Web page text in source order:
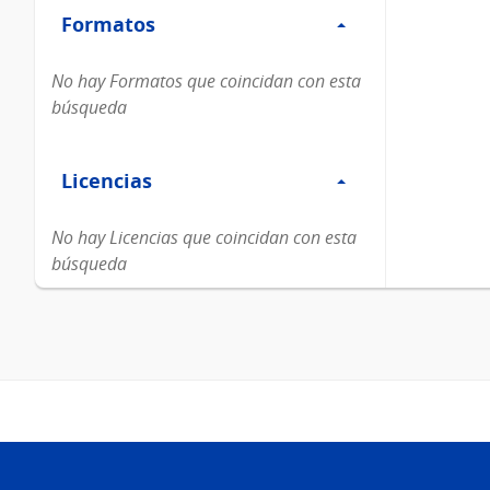
Formatos
Formatos
No hay Formatos que coincidan con esta
búsqueda
Licencias
Licencias
No hay Licencias que coincidan con esta
búsqueda